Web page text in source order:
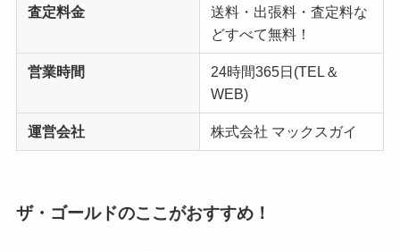
査定料金
送料・出張料・査定料な
どすべて無料！
営業時間
24時間365日(TEL＆
WEB)
運営会社 株式会社 マックスガイ
ザ・ゴールドのここがおすすめ！